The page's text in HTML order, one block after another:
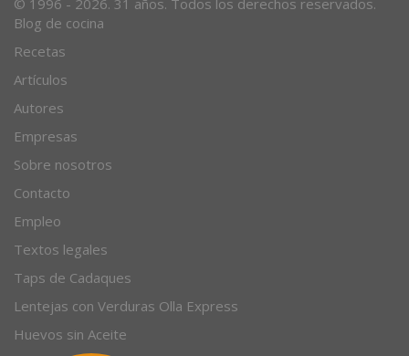
Blog de cocina
Recetas
Artículos
Autores
Empresas
Sobre nosotros
Contacto
Empleo
Textos legales
Taps de Cadaques
Lentejas con Verduras Olla Express
Huevos sin Aceite